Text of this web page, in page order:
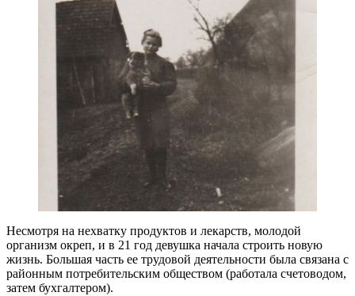
Несмотря на нехватку продуктов и лекарств, молодой
организм окреп, и в 21 год девушка начала строить новую
жизнь. Большая часть ее трудовой деятельности была связана с
районным потребительским обществом (работала счетоводом,
затем бухгалтером).